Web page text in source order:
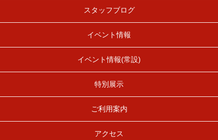
スタッフブログ
イベント情報
イベント情報(常設)
特別展示
ご利用案内
アクセス